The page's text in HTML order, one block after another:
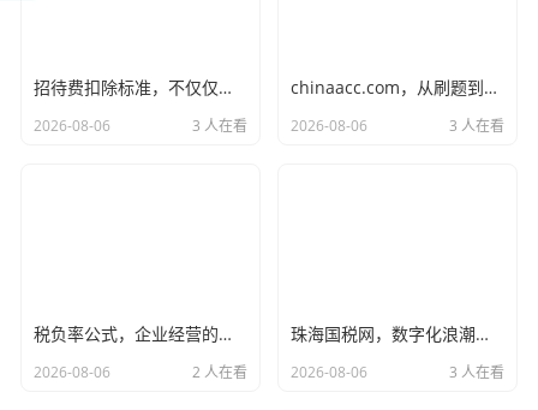
力劳动”向“脑力劳动”的残酷转型。
咱们山东是经济大省,产业结构里，重工业、制造业、传统商
型的山东汉子，豪爽，讲义气，觉得只要税交了差不多就
行，平时为了拉拢客户，送点礼、搞点回扣，都是通过现金
招待费扣除标准，不仅仅是60%和5‰的数字游戏，更是企业经营的智慧
2026-08-06 3 人在看
chinaacc.com，从刷题到拿证，聊聊那些年我们在会计考证路上的爱恨情仇
2026-08-06 3 人在看
税负率公式，企业经营的体温计，别让金税四期盯上你
2026-08-06 2 人在看
珠海国税网，数字化浪潮下，企业如何从容应对税务合规新挑战？
2026-08-06 3 人在看